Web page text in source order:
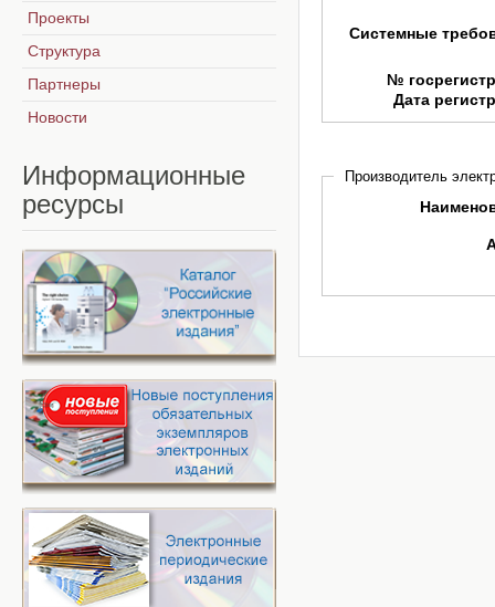
Системные
№
Дата
Производитель
Проекты
Структура
Партнеры
Новости
Информационные
ресурсы